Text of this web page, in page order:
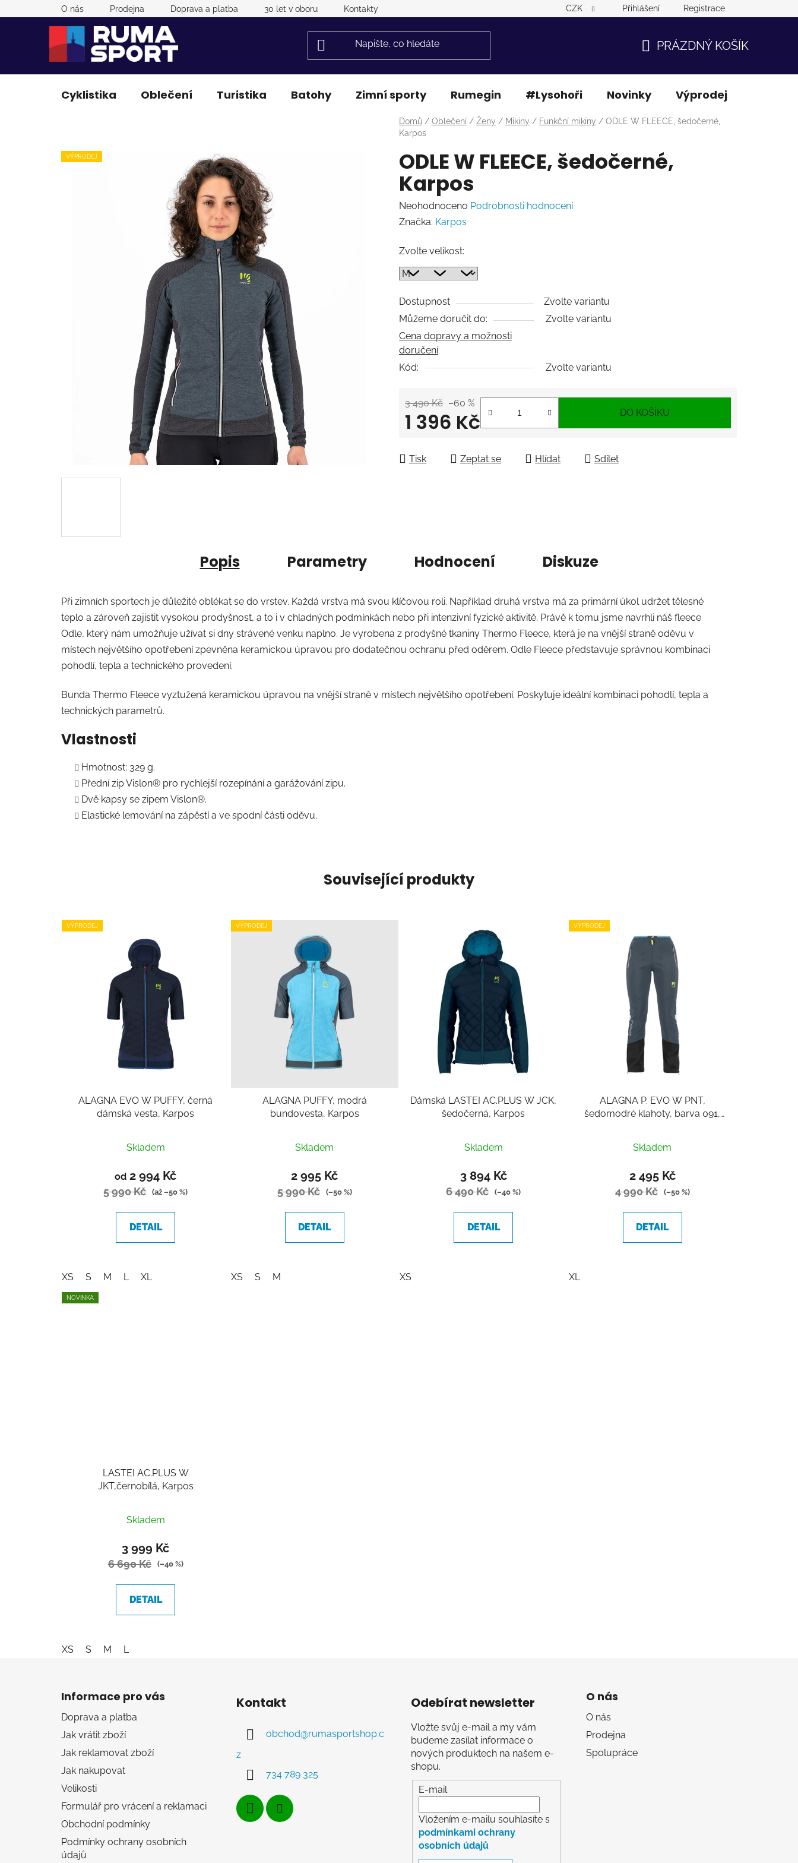
na
O nás Prodejna Doprava a platba 30 let v oboru Kontakty CZK Přihlášení Registrace
KOŠÍK
PRÁZDNÝ KOŠÍK
Cyklistika Oblečení Turistika Batohy Zimní sporty Rumegin #Lysohoři Novinky Výprodej
Domů / Oblečení / Ženy / Mikiny / Funkční mikiny / ODLE W FLEECE, šedočerné,
Karpos
ODLE W FLEECE, šedočerné,
Karpos
Průměrné
hodnocení
je
0,0
5
hvězdiček.
Neohodnoceno Podrobnosti hodnocení
Značka: Karpos
Zvolte velikost:
Dostupnost
Zvolte variantu
Můžeme doručit do:
Zvolte variantu
Cena dopravy a možnosti
doručení
Kód:
Zvolte variantu
3 490 Kč –60 %
1 396 Kč DO KOŠÍKU
Tisk Zeptat se Hlídat Sdílet
VÝPRODEJ
Popis Parametry Hodnocení Diskuze
Při zimních sportech je důležité oblékat se do vrstev. Každá vrstva má svou klíčovou roli. Například druhá vrstva má za primární úkol udržet tělesné
teplo a zároveň zajistit vysokou prodyšnost, a to i v chladných podmínkách nebo při intenzivní fyzické aktivitě. Právě k tomu jsme navrhli náš fleece
Odle, který nám umožňuje užívat si dny strávené venku naplno. Je vyrobena z prodyšné tkaniny Thermo Fleece, která je na vnější straně oděvu v
místech největšího opotřebení zpevněna keramickou úpravou pro dodatečnou ochranu před oděrem. Odle Fleece představuje správnou kombinaci
pohodlí, tepla a technického provedení.
Bunda Thermo Fleece vyztužená keramickou úpravou na vnější straně v místech největšího opotřebení. Poskytuje ideální kombinaci pohodlí, tepla a
technických parametrů.
Vlastnosti
Hmotnost: 329 g.
Přední zip Vislon® pro rychlejší rozepínání a garážování zipu.
Dvě kapsy se zipem Vislon®.
Elastické lemování na zápěstí a ve spodní části oděvu.
Související produkty
VÝPRODEJ
ALAGNA EVO W PUFFY, černá
dámská vesta, Karpos
Skladem
od 2 994 Kč
5 990 Kč (až –50 %)
DETAIL
XS S M L XL
VÝPRODEJ
ALAGNA PUFFY, modrá
bundovesta, Karpos
Skladem
2 995 Kč
5 990 Kč (–50 %)
DETAIL
XS S M
Dámská LASTEI AC.PLUS W JCK,
šedočerná, Karpos
Skladem
3 894 Kč
6 490 Kč (–40 %)
DETAIL
XS
VÝPRODEJ
ALAGNA P. EVO W PNT,
šedomodré klahoty, barva 091,
Skladem
2 495 Kč
4 990 Kč (–50 %)
DETAIL
XL
NOVINKA
LASTEI AC.PLUS W
JKT,černobílá, Karpos
Skladem
3 999 Kč
6 690 Kč (–40 %)
DETAIL
XS S M L
Informace pro vás
Doprava a platba
Jak vrátit zboží
Jak reklamovat zboží
Jak nakupovat
Velikosti
Formulář pro vrácení a reklamaci
Obchodní podmínky
Podmínky ochrany osobních
údajů
Kontakt
obchod@rumasportshop.c
z
734 789 325
Odebírat newsletter
Vložte svůj e-mail a my vám
budeme zasílat informace o
nových produktech na našem e-
shopu.
E-mail
Vložením e-mailu souhlasíte s
podmínkami ochrany
osobních údajů
O nás
O nás
Prodejna
Spolupráce